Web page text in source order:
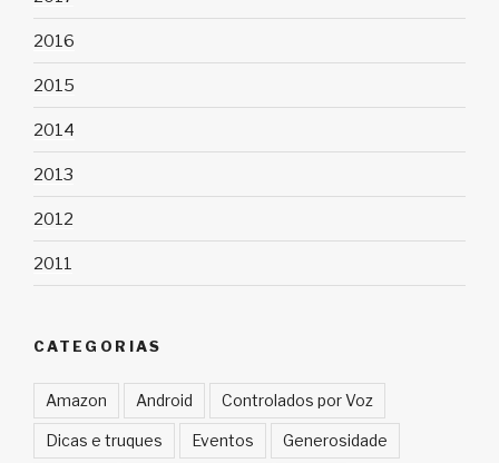
2016
2015
2014
2013
2012
2011
CATEGORIAS
Amazon Android Controlados por Voz
Dicas e truques Eventos Generosidade